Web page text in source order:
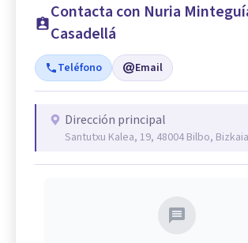
Contacta con Nuria
Casadellá
Teléfono Email
Dirección principal
Santutxu Kalea, 19, 48004 Bilbo, Bizkaia